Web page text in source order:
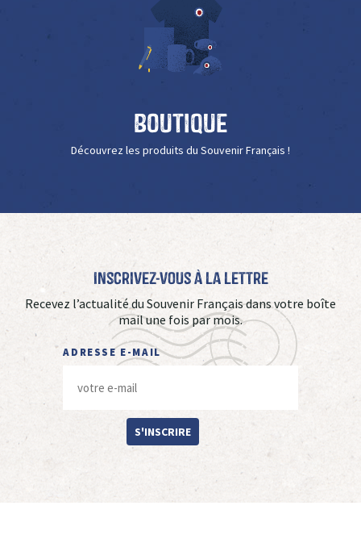
Boutique
Découvrez les produits du Souvenir Français !
Inscrivez-vous à La Lettre
Recevez l’actualité du Souvenir Français dans votre boîte
mail une fois par mois.
ADRESSE E-MAIL
S'INSCRIRE